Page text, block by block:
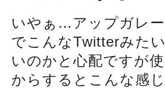
いやぁ…アップガレ
でこんなTwitterみた
いのかと心配ですが
からするとこんな感